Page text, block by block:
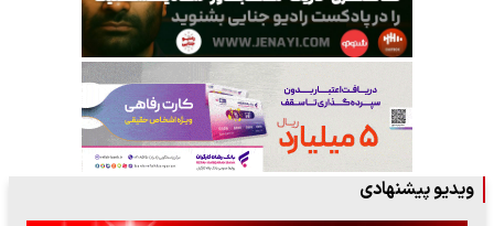
ویدیو پیشنهادی